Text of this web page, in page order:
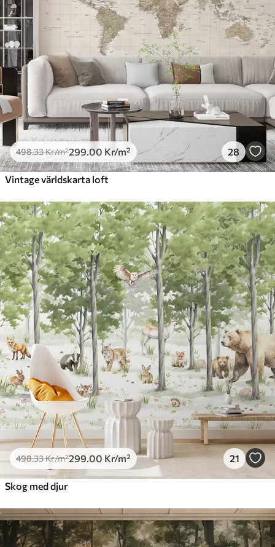
498.33Kr/m²299 .00 Kr/m² 28
Vintage världskarta loft
498.33Kr/m²299 .00 Kr/m² 21
Skog med djur